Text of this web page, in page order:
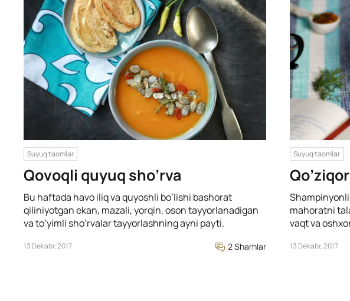
Suyuq taomlar
Qovoqli quyuq sho’rva
Bu haftada havo iliq va quyoshli bo’lishi bashorat
qiliniyotgan ekan, mazali, yorqin, oson tayyorlanadigan
va to’yimli sho’rvalar tayyorlashning ayni payti.
13 Dekabr, 2017 2 Sharhlar
Suyuq taomlar
mahoratni
vaqt va
13 Dekabr, 2017